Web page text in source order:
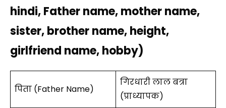
hindi, Father name, mother name,
sister, brother name, height,
girlfriend name, hobby)
पिता (Father Name)
गिरधारी लाल बत्रा
(प्राध्यापक)